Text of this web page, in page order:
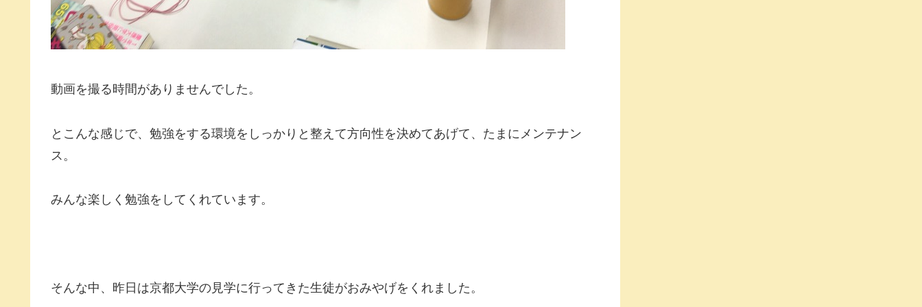
動画を撮る時間がありませんでした。
とこんな感じで、勉強をする環境をしっかりと整えて方向性を決めてあげて、たまにメンテナン
ス。
みんな楽しく勉強をしてくれています。
そんな中、昨日は京都大学の見学に行ってきた生徒がおみやげをくれました。